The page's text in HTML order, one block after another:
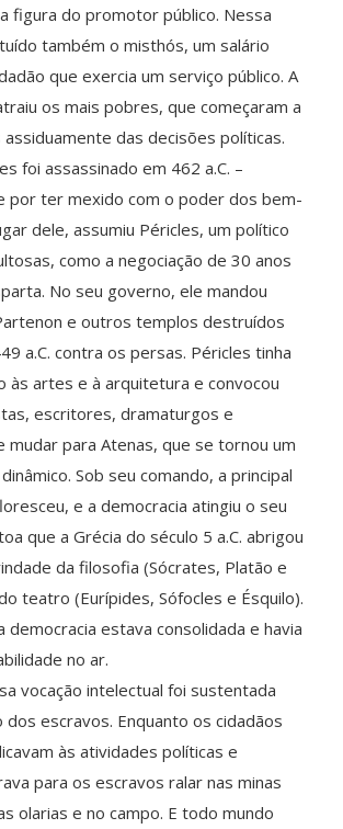
figura do promotor público. Nessa
também o misthós, um salário
que exercia um serviço público. A
os mais pobres, que começaram a
das decisões políticas.
foi assassinado em 462 a.C. –
por ter mexido com o poder dos bem-
dele, assumiu Péricles, um político
como a negociação de 30 anos
No seu governo, ele mandou
e outros templos destruídos
a.C. contra os persas. Péricles tinha
às artes e à arquitetura e convocou
escritores, dramaturgos e
mudar para Atenas, que se tornou um
Sob seu comando, a principal
e a democracia atingiu o seu
que a Grécia do século 5 a.C. abrigou
da filosofia (Sócrates, Platão e
teatro (Eurípides, Sófocles e Ésquilo).
democracia estava consolidada e havia
no ar.
vocação intelectual foi sustentada
dos escravos. Enquanto os cidadãos
às atividades políticas e
para os escravos ralar nas minas
olarias e no campo. E todo mundo